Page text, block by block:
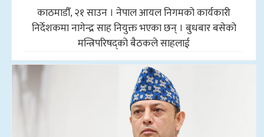
काठमाडौँ, २१ साउन । नेपाल आयल निगमको कार्यकारी
निर्देशकमा नागेन्द्र साह नियुक्त भएका छन् । बुधबार बसेको
मन्त्रिपरिषद्को बैठकले साहलाई